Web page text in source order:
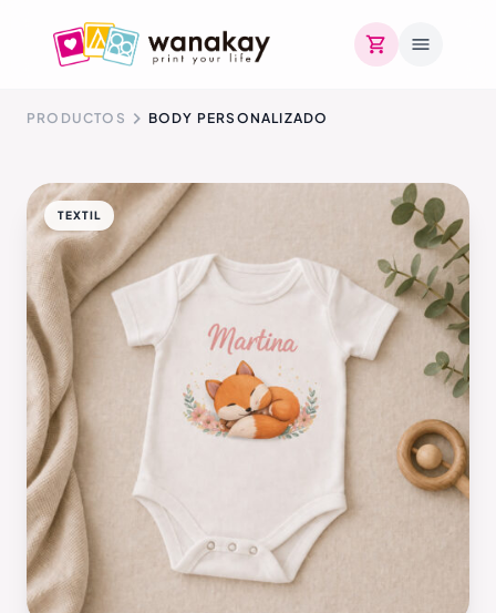
PRODUCTOS BODY PERSONALIZADO
TEXTIL